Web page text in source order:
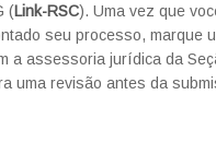
(Link-RSC). Uma vez que
seu processo, marque
a assessoria jurídica da
uma revisão antes da